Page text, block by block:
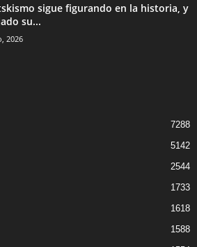
sigue figurando en la historia, y
su...
2026
7288
5142
2544
1733
1618
1588